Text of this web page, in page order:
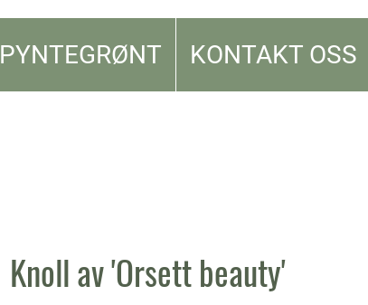
PYNTEGRØNT KONTAKT OSS
Knoll av 'Orsett beauty'